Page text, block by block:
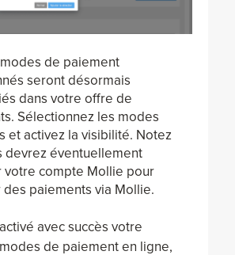
de paiement
seront désormais
dans votre offre de
Sélectionnez les modes
et activez la visibilité. Notez
devrez éventuellement
votre compte Mollie pour
des paiements via Mollie.
avec succès votre
de paiement en ligne,